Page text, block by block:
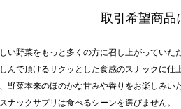
取引希望商品
い野菜をもっと多くの方に召し上がってい
んで頂けるサクッとした食感のスナックに
野菜本来のほのかな甘みや香りをお楽しみ
ナックサプリは食べるシーンを選びません。